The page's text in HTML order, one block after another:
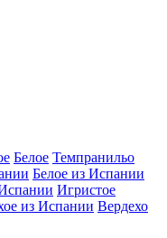
Белое Темпранильо
Белое из Испании
Игристое
из Испании Вердехо